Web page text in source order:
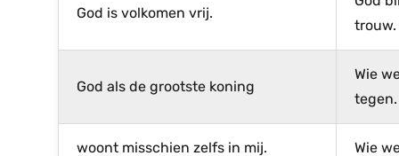
God is volkomen vrij.
trouw.
God als de grootste koning
Wie
tegen.
woont misschien zelfs in mij. Wie